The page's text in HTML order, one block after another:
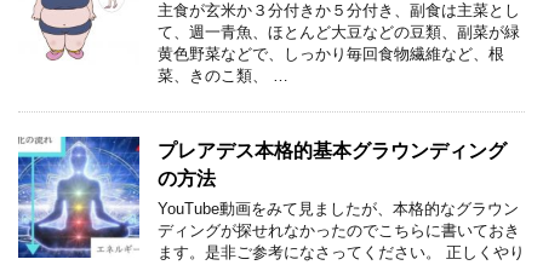
主食が玄米か３分付きか５分付き、副食は主菜とし
て、週一青魚、ほとんど大豆などの豆類、副菜が緑
黄色野菜などで、しっかり毎回食物繊維など、根
菜、きのこ類、 …
プレアデス本格的基本グラウンディング
の方法
YouTube動画をみて見ましたが、本格的なグラウン
ディングが探せれなかったのでこちらに書いておき
ます。是非ご参考になさってください。 正しくやり